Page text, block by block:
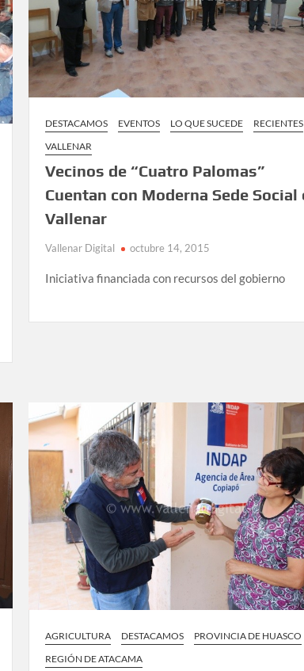
DESTACAMOS EVENTOS LO QUE SUCEDE
RECIENTES
VALLENAR
Vecinos de “Cuatro Palomas”
Cuentan con Moderna Sede Social
Vallenar
Vallenar Digital octubre 14, 2015
Iniciativa financiada con recursos del gobierno
AGRICULTURA DESTACAMOS
PROVINCIA DE HUASCO
REGIÓN DE ATACAMA